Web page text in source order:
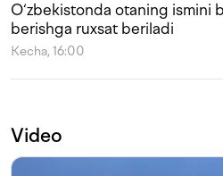
O‘zbekistonda otaning ismini
berishga ruxsat beriladi
Kecha, 16:00
Video